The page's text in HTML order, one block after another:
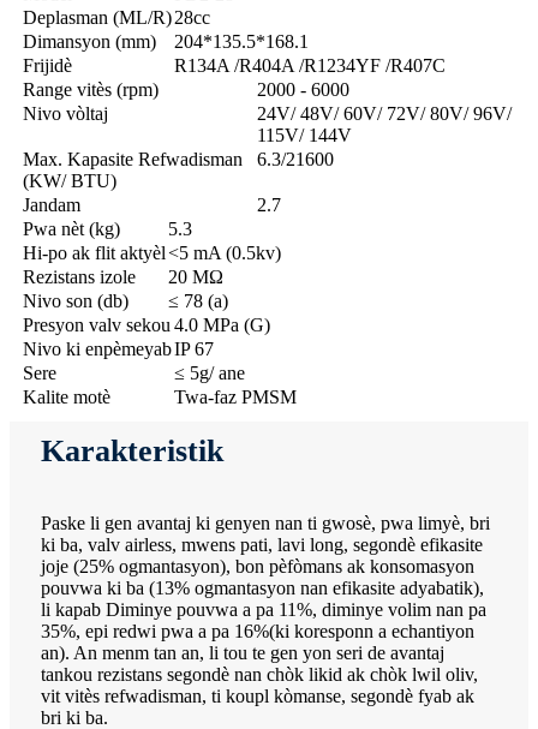
Deplasman (ML/R)28cc
Dimansyon (mm)
204*135.5*168.1
Frijidè
R134A /R404A /R1234YF /R407C
Range vitès (rpm)
2000 - 6000
Nivo vòltaj
24V/ 48V/ 60V/ 72V/ 80V/ 96V/
115V/ 144V
Max. Kapasite Refwadisman
(KW/ BTU)
6.3/21600
Jandam
2.7
Pwa nèt (kg)
5.3
Hi-po ak flit aktyèl<5 mA (0.5kv)
Rezistans izole
20 MΩ
Nivo son (db)
≤ 78 (a)
Presyon valv sekou 4.0 MPa (G)
Nivo ki enpèmeyabIP 67
Sere
≤ 5g/ ane
Kalite motè
Twa-faz PMSM
Karakteristik
Paske li gen avantaj ki genyen nan ti gwosè, pwa limyè, bri
ki ba, valv airless, mwens pati, lavi long, segondè efikasite
joje (25% ogmantasyon), bon pèfòmans ak konsomasyon
pouvwa ki ba (13% ogmantasyon nan efikasite adyabatik),
li kapab Diminye pouvwa a pa 11%, diminye volim nan pa
35%, epi redwi pwa a pa 16%(ki koresponn a echantiyon
an). An menm tan an, li tou te gen yon seri de avantaj
tankou rezistans segondè nan chòk likid ak chòk lwil oliv,
vit vitès refwadisman, ti koupl kòmanse, segondè fyab ak
bri ki ba.